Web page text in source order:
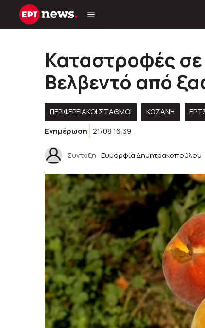
Μετάβαση
Καταστροφές σε
Βελβεντό από
ΠΕΡΙΦΕΡΕΙΑΚΟΊ ΣΤΑΘΜΟΊ KOZANH
Ενημέρωση 21/08 16:39
Σύνταξη Ευμορφία Δημητρακοπούλου